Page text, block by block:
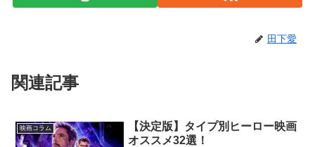
田下愛
関連記事
映画コラム
【決定版】タイプ別ヒーロー映画
オススメ32選！